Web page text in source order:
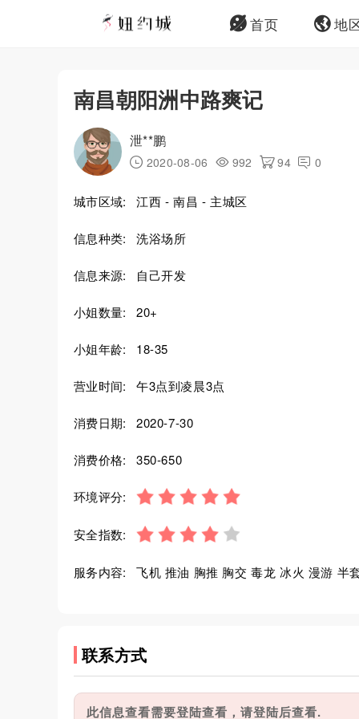
首页 地
南昌朝阳洲中路爽记
泄**鹏
2020-08-06 992 94 0
城市区域: 江西 - 南昌 - 主城区
信息种类: 洗浴场所
信息来源: 自己开发
小姐数量: 20+
小姐年龄: 18-35
营业时间: 午3点到凌晨3点
消费日期: 2020-7-30
消费价格: 350-650
环境评分:
安全指数:
服务内容: 飞机 推油 胸推 胸交 毒龙 冰火 漫游 半
联系方式
此信息查看需要登陆查看，请登陆后查看.